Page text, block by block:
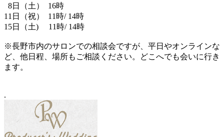
8日（土）
16時
11日（祝）
11時/ 14時
15日（土)
11時/ 14時
※長野市内のサロンでの相談会ですが、平日やオンラインな
ど、他日程、場所もご相談ください。どこへでも会いに行き
ます。
.